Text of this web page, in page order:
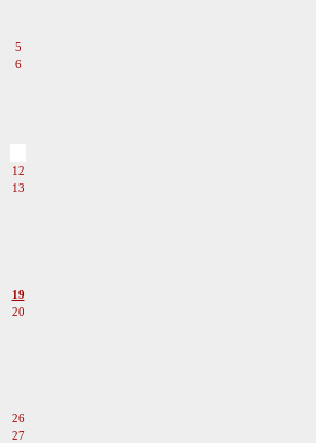
5
6
12
13
19
20
26
27